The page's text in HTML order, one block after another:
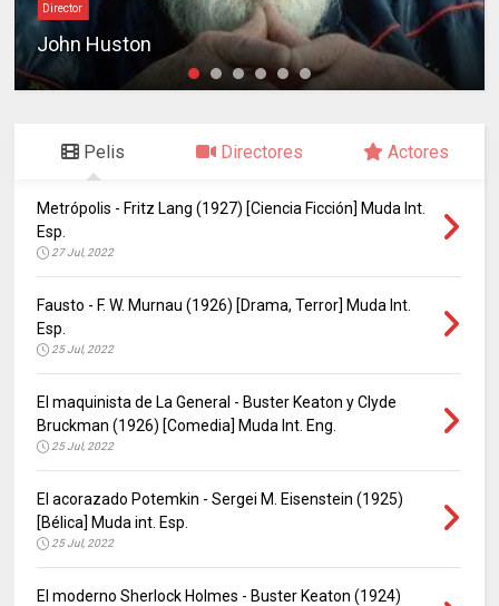
Director
John Huston
Pelis Directores Actores
Metrópolis - Fritz Lang (1927) [Ciencia Ficción] Muda Int.
Esp.
27 Jul, 2022
Fausto - F. W. Murnau (1926) [Drama, Terror] Muda Int.
Esp.
25 Jul, 2022
El maquinista de La General - Buster Keaton y Clyde
Bruckman (1926) [Comedia] Muda Int. Eng.
25 Jul, 2022
El acorazado Potemkin - Sergei M. Eisenstein (1925)
[Bélica] Muda int. Esp.
25 Jul, 2022
El moderno Sherlock Holmes - Buster Keaton (1924)